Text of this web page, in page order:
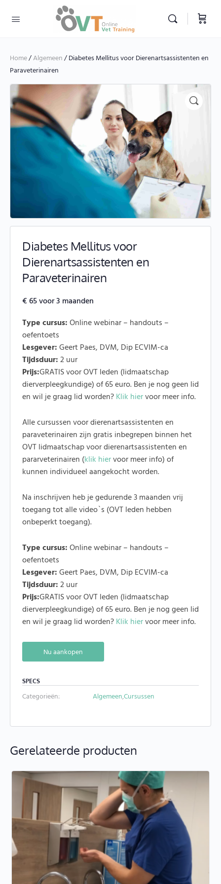
Home/Algemeen/ Diabetes Mellitus voor Dierenartsassistenten en
Paraveterinairen
Diabetes Mellitus voor
Dierenartsassistenten en
Paraveterinairen
€65voor 3 maanden
Type cursus:Online webinar – handouts –
oefentoets
Lesgever:Geert Paes, DVM, Dip ECVIM-ca
Tijdsduur:2 uur
Prijs:GRATIS voor OVT leden (lidmaatschap
dierverpleegkundige) of 65 euro. Ben je nog geen lid
en wil je graag lid worden?Klik hiervoor meer info.
Alle cursussen voor dierenartsassistenten en
paraveterinairen zijn gratis inbegrepen binnen het
OVT lidmaatschap voor dierenartsassistenten en
pararveterinairen (klik hiervoor meer info) of
kunnen individueel aangekocht worden.
Na inschrijven heb je gedurende 3 maanden vrij
toegang tot alle video`s (OVT leden hebben
onbeperkt toegang).
Type cursus:Online webinar – handouts –
oefentoets
Lesgever:Geert Paes, DVM, Dip ECVIM-ca
Tijdsduur:2 uur
Prijs:GRATIS voor OVT leden (lidmaatschap
dierverpleegkundige) of 65 euro. Ben je nog geen lid
en wil je graag lid worden?Klik hiervoor meer info.
Nu aankopen
SPECS
Categorieën: Algemeen,Cursussen
Gerelateerde producten